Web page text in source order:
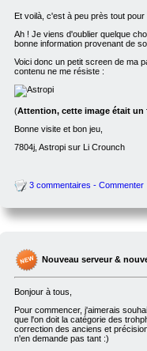
Et voilà, c'est à peu près tout
Ah ! Je viens d'oublier quelque
bonne information provenant de
Voici donc un petit screen de ma
contenu ne me résiste :
(Attention, cette image était un
Bonne visite et bon jeu,
7804j, Astropi sur Li Crounch
3 commentaires - Commenter
Nouveau serveur &
Bonjour à tous,
Pour commencer, j'aimerais
que l'on doit la catégorie des
correction des anciens et
n'en demande pas tant :)